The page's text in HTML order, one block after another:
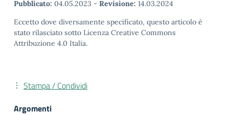
Pubblicato: 04.05.2023 - Revisione: 14.03.2024
Eccetto dove diversamente specificato, questo articolo è
stato rilasciato sotto Licenza Creative Commons
Attribuzione 4.0 Italia.
Stampa / Condividi
Argomenti